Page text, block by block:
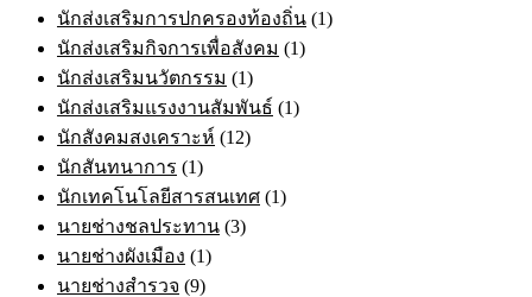
นักส่งเสริมการปกครองท้องถิ่น (1)
นักส่งเสริมกิจการเพื่อสังคม (1)
นักส่งเสริมนวัตกรรม (1)
นักส่งเสริมแรงงานสัมพันธ์ (1)
นักสังคมสงเคราะห์ (12)
นักสันทนาการ (1)
นักเทคโนโลยีสารสนเทศ (1)
นายช่างชลประทาน (3)
นายช่างผังเมือง (1)
นายช่างสำรวจ (9)